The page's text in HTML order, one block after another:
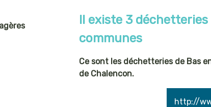
Il existe 3
communes
Ce sont les déchetteries de Bas
de Chalencon.
http://